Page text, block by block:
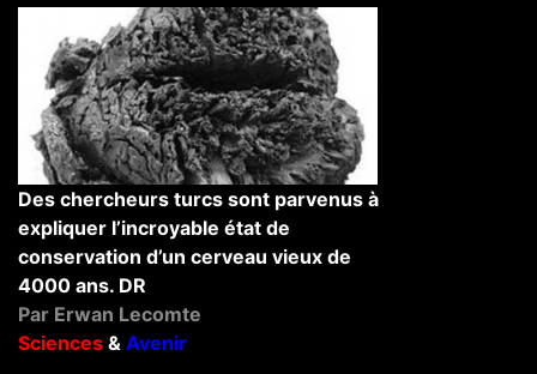
Des chercheurs turcs sont parvenus à
expliquer l’incroyable état de
conservation d’un cerveau vieux de
4000 ans. DR
Par Erwan Lecomte
Sciences & Avenir